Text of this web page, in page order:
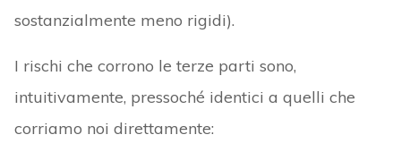
sostanzialmente meno rigidi).
I rischi che corrono le terze parti sono,
intuitivamente, pressoché identici a quelli che
corriamo noi direttamente: